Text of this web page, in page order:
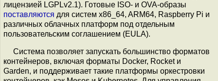
лицензией LGPLv2.1). Готовые ISO- и OVA-образы
поставляются для систем x86_64, ARM64, Raspberry Pi и
различных облачных платформ под отдельным
пользовательским соглашением (EULA).
Система позволяет запускать большинство форматов
контейнеров, включая форматы Docker, Rocket и
Garden, и поддерживает такие платформы оркестровки